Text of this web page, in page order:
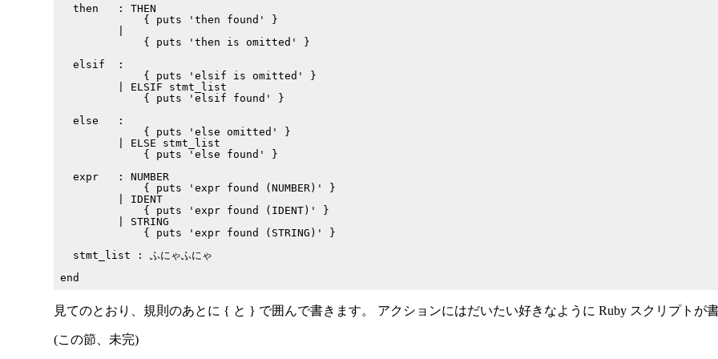
  then   : THEN
             { puts 'then found' }
             { puts 'then is omitted' }
  elsif  :
             { puts 'elsif is omitted' }
         | ELSIF stmt_list
             { puts 'elsif found' }
  else   :
             { puts 'else omitted' }
         | ELSE stmt_list
             { puts 'else found' }
  expr   : NUMBER
             { puts 'expr found (NUMBER)' }
         | IDENT
             { puts 'expr found (IDENT)' }
         | STRING
             { puts 'expr found (STRING)' }
  stmt_list : ふにゃふにゃ
見てのとおり、規則のあとに { と } で囲んで書きます。 アクションにはだいたい好きなように Ruby スクリプトが書
(この節、未完)